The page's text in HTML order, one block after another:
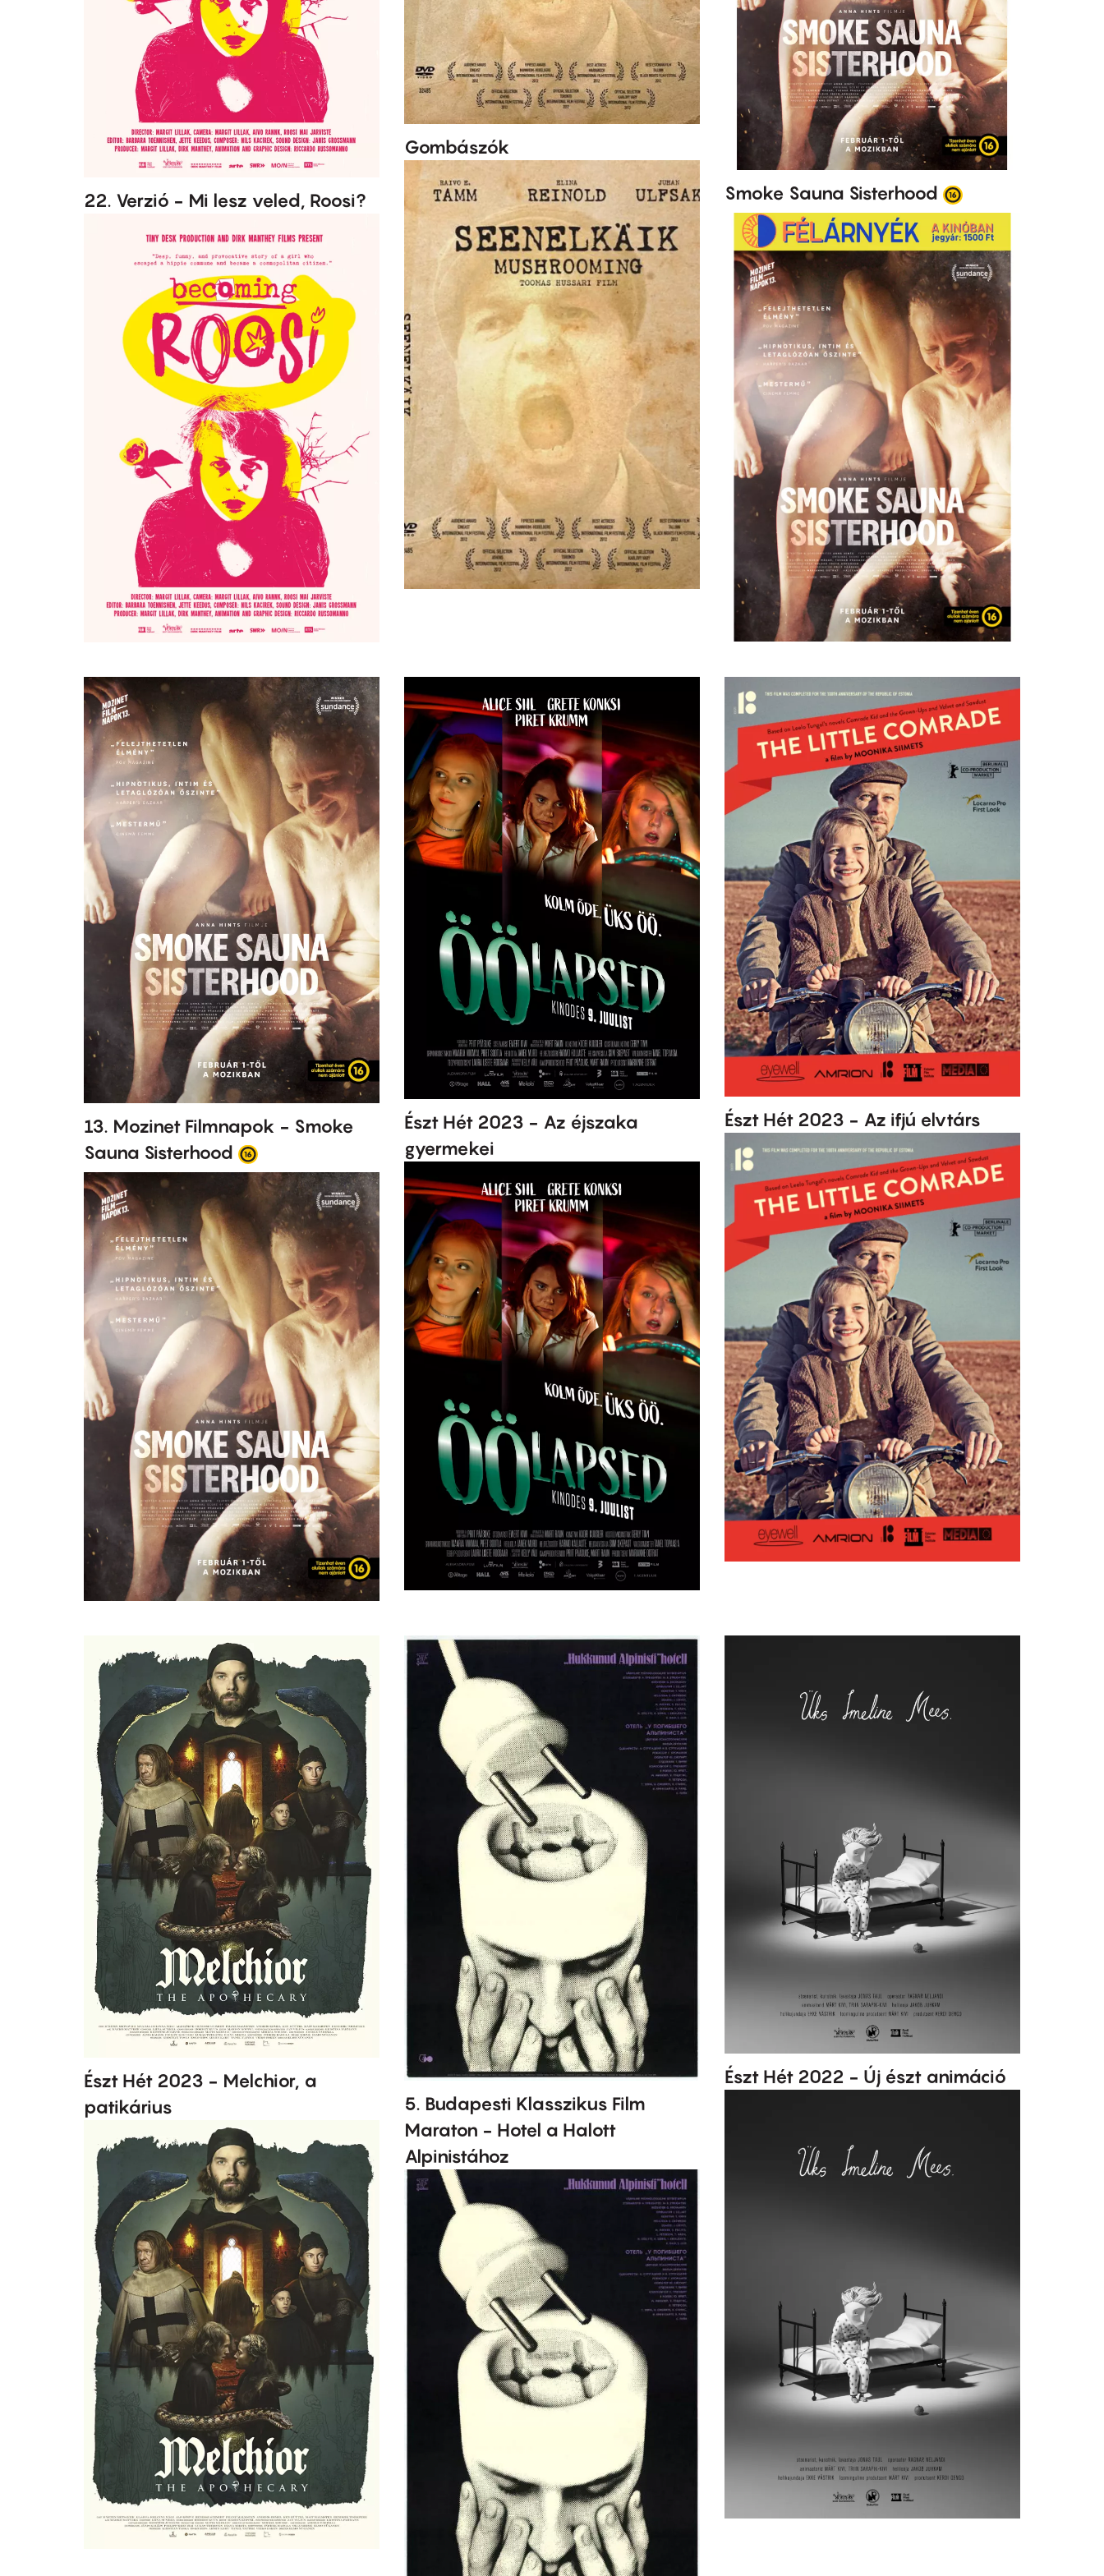
22. Verzió - Mi lesz veled, Roosi?
Gombászók
Smoke Sauna Sisterhood
13. Mozinet Filmnapok - Smoke
Sauna Sisterhood
Észt Hét 2023 - Az éjszaka
gyermekei
Észt Hét 2023 - Az ifjú elvtárs
Észt Hét 2023 - Melchior, a
patikárius
5. Budapesti Klasszikus Film
Maraton - Hotel a Halott
Alpinistához
Észt Hét 2022 - Új észt animáció